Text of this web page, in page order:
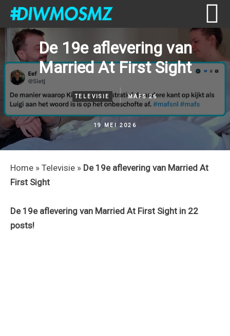
Skip
primary
navigation
Skip
content
Skip
primary
sidebar
Skip
footer
De 19e aflevering van
Married At First Sight
TELEVISIE MAFS 26
19 MEI 2026
Home » Televisie » De 19e aflevering van Married At
First Sight
De 19e aflevering van Married At First Sight in 22
posts!